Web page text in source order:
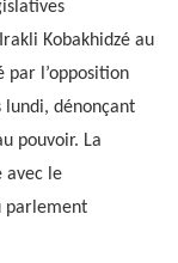
Kobakhidzé au
l’opposition
lundi, dénonçant
pouvoir. La
avec le
parlement